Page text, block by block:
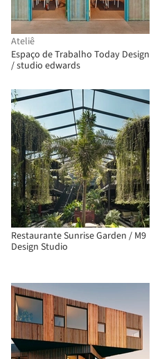
Ateliê
Espaço de Trabalho Today Design
/ studio edwards
Restaurante Sunrise Garden / M9
Design Studio